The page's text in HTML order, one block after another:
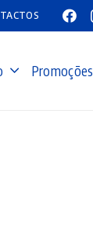
Promoções